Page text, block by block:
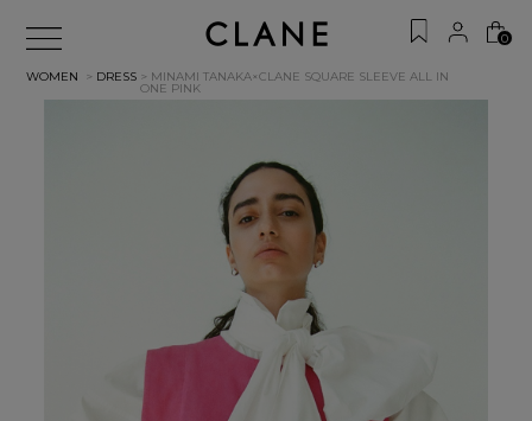
0
WOMEN > DRESS > MINAMI TANAKA×CLANE SQUARE SLEEVE ALL IN
ONE PINK